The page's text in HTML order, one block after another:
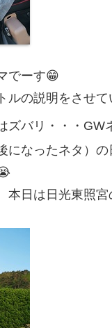
でーす😁
ルの説明をさせ
ズバリ・・・GW
になったネタ）
本日は日光東照